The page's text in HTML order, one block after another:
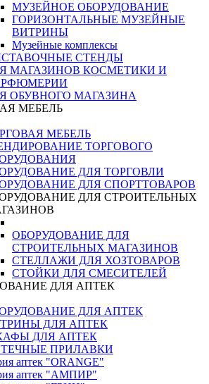
МУЗЕЙНОЕ ОБОРУДОВАНИЕ
ГОРИЗОНТАЛЬНЫЕ МУЗЕЙНЫЕ
ВИТРИНЫ
Музейные комплексы
СТЕНДЫ
МАГАЗИНОВ КОСМЕТИКИ И
ОБУВНОГО МАГАЗИНА
МЕБЕЛЬ
МЕБЕЛЬ
ТОРГОВОГО
ДЛЯ ТОРГОВЛИ
ДЛЯ СПОРТТОВАРОВ
ДЛЯ СТРОИТЕЛЬНЫХ
ОБОРУДОВАНИЕ ДЛЯ
СТРОИТЕЛЬНЫХ МАГАЗИНОВ
СТЕЛЛАЖИ ДЛЯ ХОЗТОВАРОВ
СТОЙКИ ДЛЯ СМЕСИТЕЛЕЙ
ДЛЯ АПТЕК
ДЛЯ АПТЕК
ДЛЯ АПТЕК
ДЛЯ АПТЕК
ПРИЛАВКИ
аптек "ORANGE"
аптек "АМПИР"